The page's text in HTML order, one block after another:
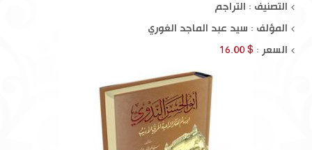
التصنيف : التراجم
المؤلف : سيد عبد الماجد الغوري
السعر : $ 16.00